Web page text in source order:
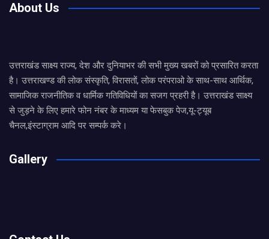
About Us
उत्तराखंड साक्ष्य राज्य, देश और दुनियाभर की सभी मुख्य खबरों को प्रसारित करता
है। उत्तराखण्ड की लोक संस्कृति, विरासतों, लोक परंपराओ के साथ-साथ आर्थिक,
सामाजिक राजनीतिक व धार्मिक गतिविधियों का सजग प्रहरी है। उत्तराखंड साक्ष्य
से जुड़ने के लिए हमारे फोन नंबर के माध्यम या फेसबुक पेज,यू-ट्यूब
चैनल,इंस्टाग्राम आदि पर सम्पर्क करे।
Gallery